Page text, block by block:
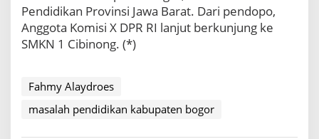
p
a
t
o
Pendidikan Provinsi Jawa Barat. Dari pendopo,
Anggota Komisi X DPR RI lanjut berkunjung ke
SMKN 1 Cibinong. (*)
Fahmy Alaydroes
masalah pendidikan kabupaten bogor